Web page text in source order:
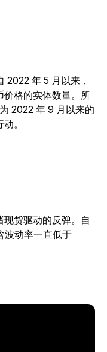
2022 年 5 月以来，
价格的实体数量。所
2022 年 9 月以来的
。
货驱动的反弹。自
波动率一直低于